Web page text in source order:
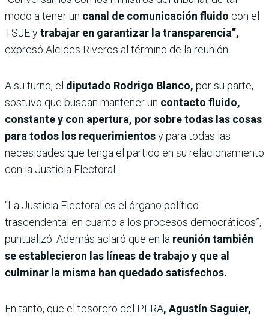
modo a tener un canal de comunicación fluido con el
TSJE ytrabajar en garantizar la transparencia”,
expresó Alcides Riveros al término de la reunión.
A su turno, el diputado Rodrigo Blanco, por su parte,
sostuvo que buscan mantener un contacto fluido,
constante y con apertura, por sobre todas las cosas
para todos los requerimientosy para todas las
necesidades que tenga el partido en su relacionamiento
con la Justicia Electoral.
“La Justicia Electoral es el órgano político
trascendental en cuanto a los procesos democráticos”,
puntualizó. Además aclaró que en la reunión también
se establecieron las líneas de trabajo y que al
culminar la misma han quedado satisfechos.
En tanto, que el tesorero del PLRA, Agustín Saguier,